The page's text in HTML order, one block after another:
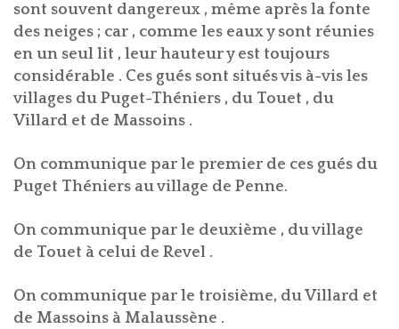
sont souvent dangereux , même après la fonte
des neiges ; car , comme les eaux y sont réunies
en un seul lit , leur hauteur y est toujours
considérable . Ces gués sont situés vis à-vis les
villages du Puget-Théniers , du Touet , du
Villard et de Massoins .
On communique par le premier de ces gués du
Puget Théniers au village de Penne.
On communique par le deuxième , du village
de Touet à celui de Revel .
On communique par le troisième, du Villard et
de Massoins à Malaussène .